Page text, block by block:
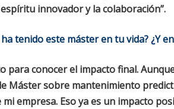
innovador y la colaboración”.
tenido este máster en tu vida? ¿Y
para conocer el impacto final.
Máster sobre mantenimiento
mi empresa. Eso ya es un impacto